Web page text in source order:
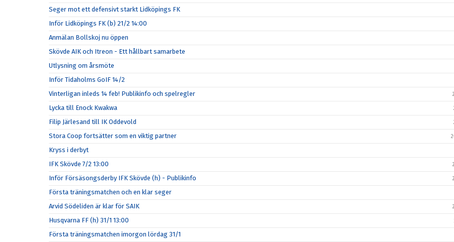
Seger mot ett defensivt starkt Lidköpings FK
Inför Lidköpings FK (b) 21/2 14:00
Anmälan Bollskoj nu öppen
Skövde AIK och Itreon - Ett hållbart samarbete
Utlysning om årsmöte
Inför Tidaholms GoIF 14/2
Vinterligan inleds 14 feb! Publikinfo och spelregler
Lycka till Enock Kwakwa
Filip Järlesand till IK Oddevold
Stora Coop fortsätter som en viktig partner
Kryss i derbyt
IFK Skövde 7/2 13:00
Inför Försäsongsderby IFK Skövde (h) - Publikinfo
Första träningsmatchen och en klar seger
Arvid Södeliden är klar för SAIK
Husqvarna FF (h) 31/1 13:00
Första träningsmatchen imorgon lördag 31/1